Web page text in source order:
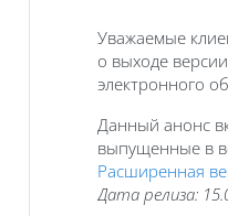
Уважаемые
о выходе
электронного
Данный анонс
выпущенные в
Расширенная
Дата релиза: